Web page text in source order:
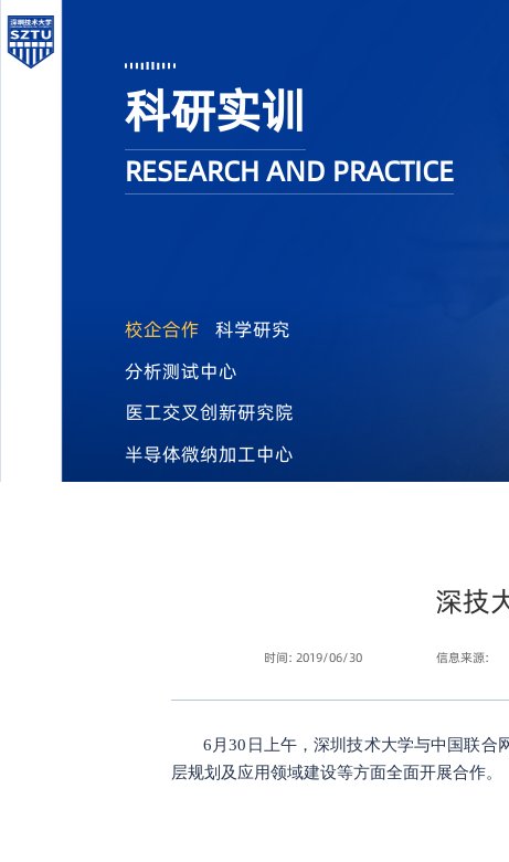
科研实训
RESEARCH AND PRACTICE
校企合作
科学研究
分析测试中心
医工交叉创新研究院
半导体微纳加工中心
深技
时间: 2019/06/30 信息来源:
6月30日上午，深圳技术大学与中国联合
层规划及应用领域建设等方面全面开展合作。